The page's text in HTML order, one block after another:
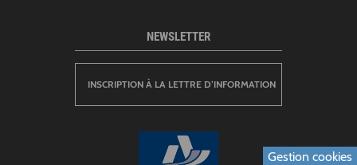
NEWSLETTER
INSCRIPTION À LA LETTRE D’INFORMATION
Gestion cookies